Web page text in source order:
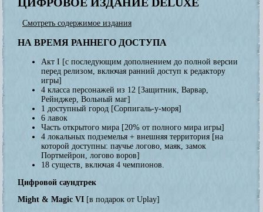
Смотреть содержимое издания
НА ВРЕМЯ РАННЕГО ДОСТУПА
Акт I [с последующим дополнением до полной версии
перед релизом, включая ранний доступ к редактору
игры]
4 класса персонажей из 12 [Защитник, Варвар,
Рейнджер, Вольный маг]
1 доступный город [Сорпигаль-у-моря]
6 лавок
Часть открытого мира [20% от полного мира игры]
4 локальных подземелья + внешняя территория [на
которой доступны: паучье логово, маяк, замок
Портмейрон, логово воров]
18 существ, включая 4 чемпионов.
Цифровой саундтрек
Might & Magic VI [в подарок от Uplay]